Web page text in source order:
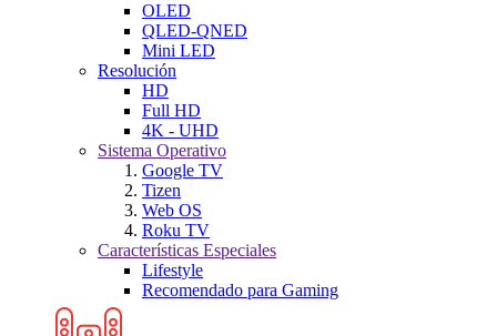
OLED
QLED-QNED
Mini LED
Resolución
HD
Full HD
4K - UHD
Sistema Operativo
Google TV
Tizen
Web OS
Roku TV
Características Especiales
Lifestyle
Recomendado para Gaming